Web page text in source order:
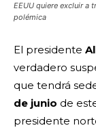
EEUU quiere excluir a
polémica
El presidente
verdadero
que tendrá
de junio de
presidente